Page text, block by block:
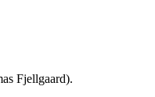
Fjellgaard).